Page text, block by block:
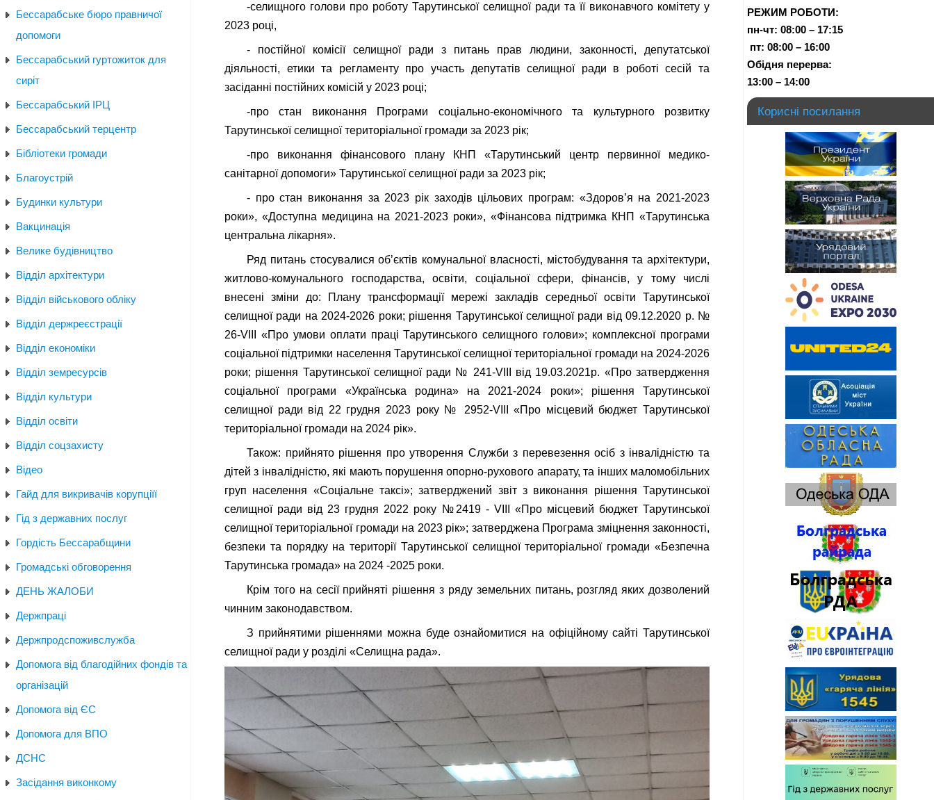
-селищного голови про роботу Тарутинської селищної ради та її виконавчого комітету у
2023 році,
- постійної комісії селищної ради з питань прав людини, законності, депутатської
діяльності, етики та регламенту про участь депутатів селищної ради в роботі сесій та
засіданні постійних комісій у 2023 році;
-про стан виконання Програми соціально-економічного та культурного розвитку
Тарутинської селищної територіальної громади за 2023 рік;
-про виконання фінансового плану КНП «Тарутинський центр первинної медико-
санітарної допомоги» Тарутинської селищної ради за 2023 рік;
- про стан виконання за 2023 рік заходів цільових програм: «Здоров’я на 2021-2023
роки», «Доступна медицина на 2021-2023 роки», «Фінансова підтримка КНП «Тарутинська
центральна лікарня».
Ряд питань стосувалися об’єктів комунальної власності, містобудування та архітектури,
житлово-комунального господарства, освіти, соціальної сфери, фінансів, у тому числі
внесені зміни до: Плану трансформації мережі закладів середньої освіти Тарутинської
селищної ради на 2024-2026 роки; рішення Тарутинської селищної ради від 09.12.2020 р. №
26-VIII «Про умови оплати праці Тарутинського селищного голови»; комплексної програми
соціальної підтримки населення Тарутинської селищної територіальної громади на 2024-2026
роки; рішення Тарутинської селищної ради № 241-VIII від 19.03.2021р. «Про затвердження
соціальної програми «Українська родина» на 2021-2024 роки»; рішення Тарутинської
селищної ради від 22 грудня 2023 року № 2952-VIII «Про місцевий бюджет Тарутинської
територіальної громади на 2024 рік».
Також: прийнято рішення про утворення Служби з перевезення осіб з інвалідністю та
дітей з інвалідністю, які мають порушення опорно-рухового апарату, та інших маломобільних
груп населення «Соціальне таксі»; затверджений звіт з виконання рішення Тарутинської
селищної ради від 23 грудня 2022 року №2419 - VIII «Про місцевий бюджет Тарутинської
селищної територіальної громади на 2023 рік»; затверджена Програма зміцнення законності,
безпеки та порядку на території Тарутинської селищної територіальної громади «Безпечна
Тарутинська громада» на 2024 -2025 роки.
Крім того на сесії прийняті рішення з ряду земельних питань, розгляд яких дозволений
чинним законодавством.
З прийнятими рішеннями можна буде ознайомитися на офіційному сайті Тарутинської
селищної ради у розділі «Селищна рада».
Бессарабське бюро правничої
допомоги
Бессарабський гуртожиток для
сиріт
Бессарабський ІРЦ
Бессарабський терцентр
Бібліотеки громади
Благоустрій
Будинки культури
Вакцинація
Велике будівництво
Відділ архітектури
Відділ військового обліку
Відділ держреєстрації
Відділ економіки
Відділ земресурсів
Відділ культури
Відділ освіти
Відділ соцзахисту
Відео
Гайд для викривачів корупціїї
Гід з державних послуг
Гордість Бессарабщини
Громадські обговорення
ДЕНЬ ЖАЛОБИ
Держпраці
Держпродспоживслужба
Допомога від благодійних фондів та
організацій
Допомога від ЄС
Допомога для ВПО
ДСНС
Засідання виконкому
РЕЖИМ РОБОТИ:
пн-чт: 08:00 – 17:15
пт: 08:00 – 16:00
Обідня перерва:
13:00 – 14:00
Корисні посилання